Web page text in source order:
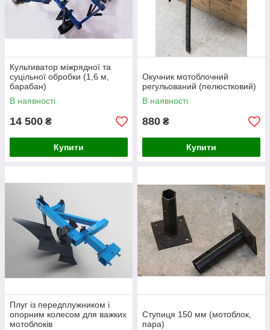
Культиватор міжрядної та
суцільної обробки (1,6 м,
барабан)
В наявності
14 500 ₴
Купити
Окучник мотоблочний
регульований (пелюстковий)
В наявності
880 ₴
Купити
Плуг із передплужником і
опорним колесом для важких
мотоблоків
Ступиця 150 мм (мотоблок,
пара)